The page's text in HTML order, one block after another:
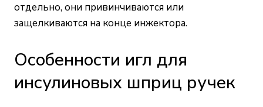
отдельно, они привинчиваются или
защелкиваются на конце инжектора.
Особенности игл для
инсулиновых шприц ручек